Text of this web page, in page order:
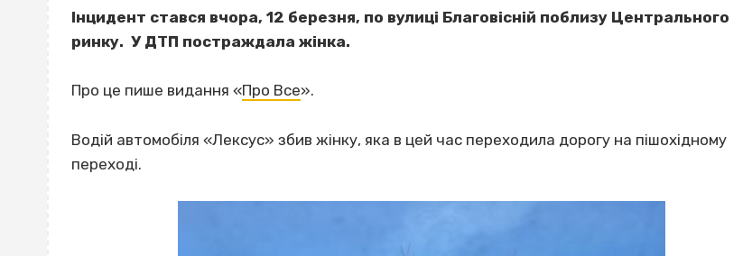
Інцидент стався вчора, 12 березня, по вулиці Благовісній поблизу Центрального
ринку. У ДТП постраждала жінка.
Про це пише видання «Про Все».
Водій автомобіля «Лексус» збив жінку, яка в цей час переходила дорогу на пішохідному
переході.